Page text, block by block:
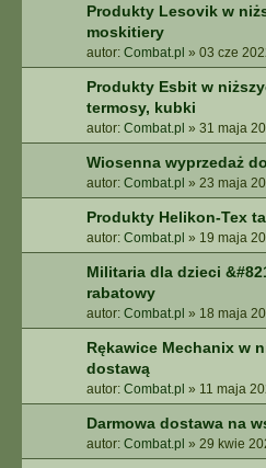
Produkty Lesovik w
moskitiery
autor: Combat.pl » 03 cze
Produkty Esbit w
termosy, kubki
autor: Combat.pl » 31 maja
Wiosenna wyprzedaż
autor: Combat.pl » 23 maja
Produkty Helikon-Tex
autor: Combat.pl » 19 maja
Militaria dla dzieci
rabatowy
autor: Combat.pl » 18 maja
Rękawice Mechanix w
dostawą
autor: Combat.pl » 11 maja
Darmowa dostawa na
autor: Combat.pl » 29 kwie